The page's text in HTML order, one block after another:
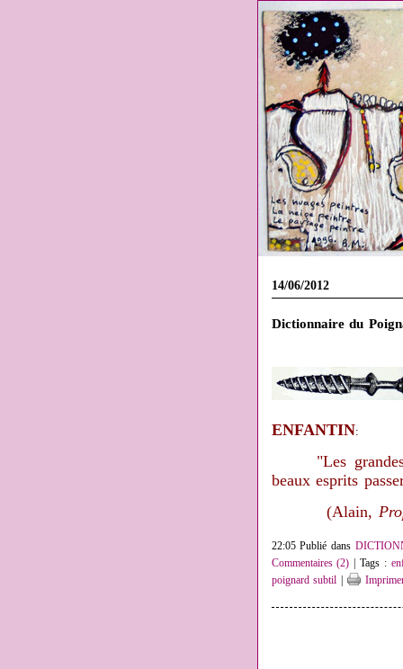
14/06/2012
Dictionnaire du
ENFANTIN:
"Les
beaux esprits
(Alain,
22:05 Publié dans
Commentaires (2) | Tags :
poignard subtil |